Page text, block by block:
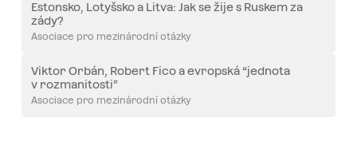
Estonsko, Lotyšsko a Litva: Jak se žije s Ruskem za
zády?
Asociace pro mezinárodní otázky
Viktor Orbán, Robert Fico a evropská “jednota
v rozmanitosti”
Asociace pro mezinárodní otázky